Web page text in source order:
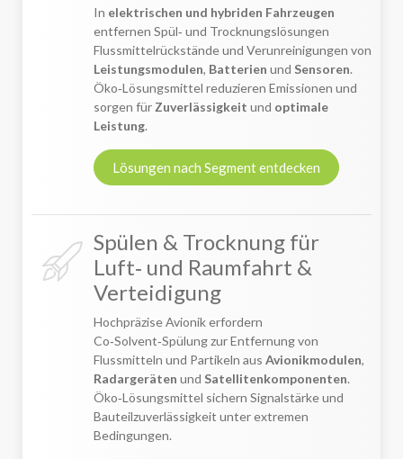
In elektrischen und hybriden Fahrzeugen
entfernen Spül‑ und Trocknungslösungen
Flussmittelrückstände und Verunreinigungen von
Leistungsmodulen, Batterien und Sensoren.
Öko‑Lösungsmittel reduzieren Emissionen und
sorgen fürZuverlässigkeit und optimale
Leistung.
Lösungen nach Segment entdecken
Spülen & Trocknung für
Luft‑ und Raumfahrt &
Verteidigung
Hochpräzise Avionik erfordern
Co‑Solvent‑Spülung zur Entfernung von
Flussmitteln und Partikeln aus Avionikmodulen,
Radargeräten und Satellitenkomponenten.
Öko‑Lösungsmittel sichern Signalstärke und
Bauteilzuverlässigkeit unter extremen
Bedingungen.